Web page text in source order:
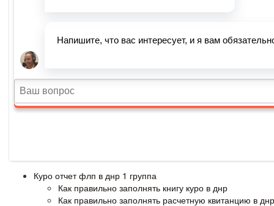
Куро отчет флп в днр 1 группа
Как правильно заполнять книгу куро в днр
Как правильно заполнять расчетную квитанцию в